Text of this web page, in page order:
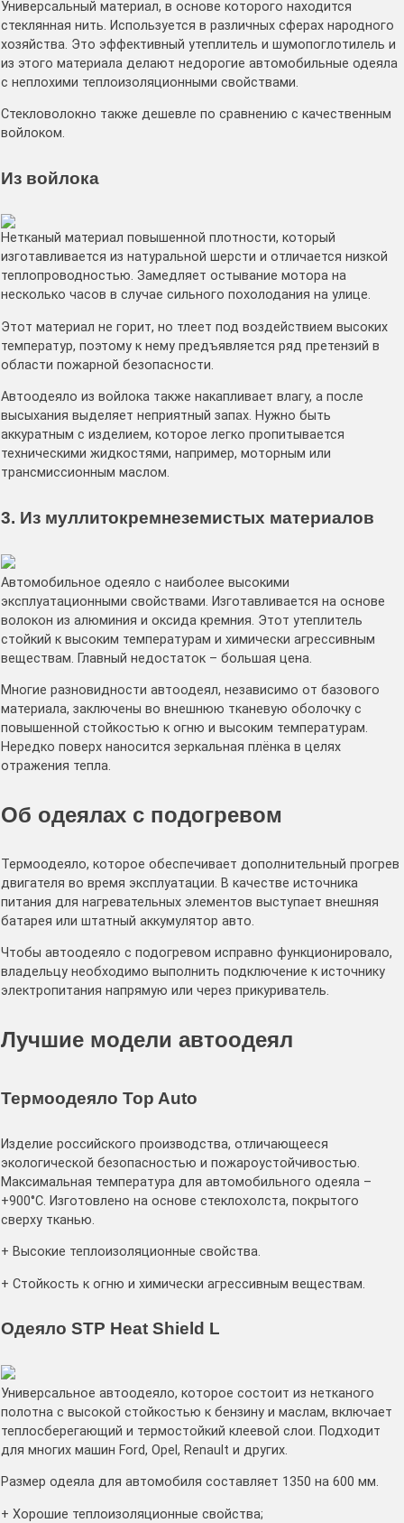
Универсальный материал, в основе которого находится
стеклянная нить. Используется в различных сферах народного
хозяйства. Это эффективный утеплитель и шумопоглотилель и
из этого материала делают недорогие автомобильные одеяла
с неплохими теплоизоляционными свойствами.
Стекловолокно также дешевле по сравнению с качественным
войлоком.
Из войлока
Нетканый материал повышенной плотности, который
изготавливается из натуральной шерсти и отличается низкой
теплопроводностью. Замедляет остывание мотора на
несколько часов в случае сильного похолодания на улице.
Этот материал не горит, но тлеет под воздействием высоких
температур, поэтому к нему предъявляется ряд претензий в
области пожарной безопасности.
Автоодеяло из войлока также накапливает влагу, а после
высыхания выделяет неприятный запах. Нужно быть
аккуратным с изделием, которое легко пропитывается
техническими жидкостями, например, моторным или
трансмиссионным маслом.
3. Из муллитокремнеземистых материалов
Автомобильное одеяло с наиболее высокими
эксплуатационными свойствами. Изготавливается на основе
волокон из алюминия и оксида кремния. Этот утеплитель
стойкий к высоким температурам и химически агрессивным
веществам. Главный недостаток – большая цена.
Многие разновидности автоодеял, независимо от базового
материала, заключены во внешнюю тканевую оболочку с
повышенной стойкостью к огню и высоким температурам.
Нередко поверх наносится зеркальная плёнка в целях
отражения тепла.
Об одеялах с подогревом
Термоодеяло, которое обеспечивает дополнительный прогрев
двигателя во время эксплуатации. В качестве источника
питания для нагревательных элементов выступает внешняя
батарея или штатный аккумулятор авто.
Чтобы автоодеяло с подогревом исправно функционировало,
владельцу необходимо выполнить подключение к источнику
электропитания напрямую или через прикуриватель.
Лучшие модели автоодеял
Термоодеяло Top Auto
Изделие российского производства, отличающееся
экологической безопасностью и пожароустойчивостью.
Максимальная температура для автомобильного одеяла –
+900°С. Изготовлено на основе стеклохолста, покрытого
сверху тканью.
+ Высокие теплоизоляционные свойства.
+ Стойкость к огню и химически агрессивным веществам.
Одеяло STP Heat Shield L
Универсальное автоодеяло, которое состоит из нетканого
полотна с высокой стойкостью к бензину и маслам, включает
теплосберегающий и термостойкий клеевой слои. Подходит
для многих машин Ford, Opel, Renault и других.
Размер одеяла для автомобиля составляет 1350 на 600 мм.
+ Хорошие теплоизоляционные свойства;